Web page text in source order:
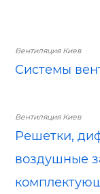
Вентиляция Киев
Системы
Вентиляция Киев
Решетки,
воздушные